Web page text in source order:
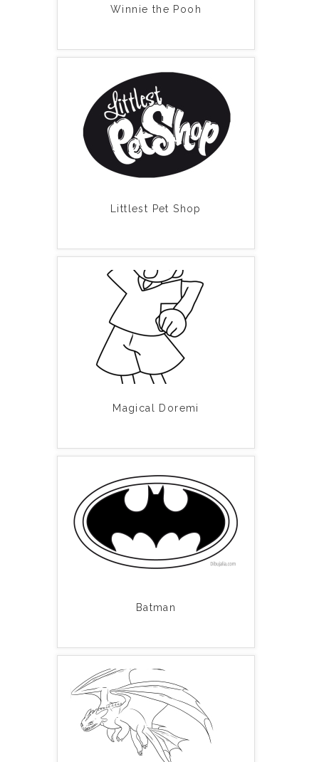
Winnie the Pooh
Littlest Pet Shop
Magical Doremi
Batman